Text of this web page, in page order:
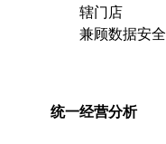
辖门店
兼顾数据安
统一经营分析